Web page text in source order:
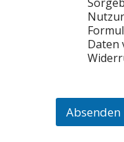
Daten
Absenden